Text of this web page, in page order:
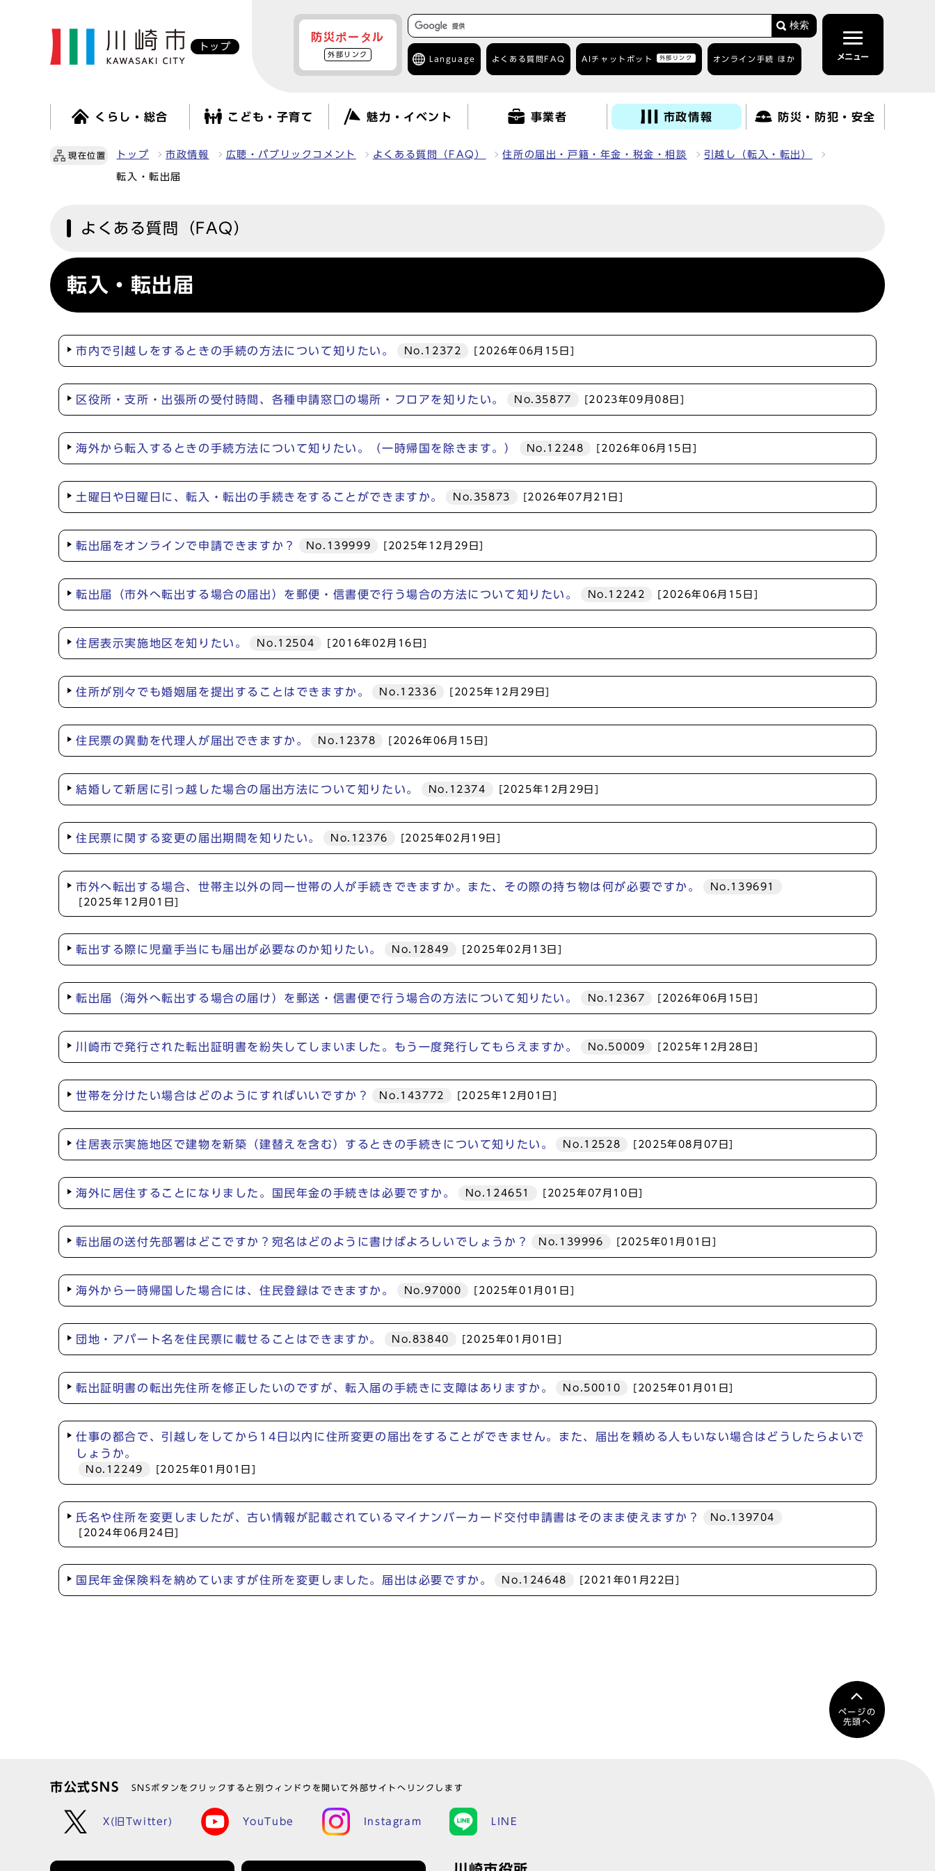
トップ
防災ポータル
外部リンク
検索
Language よくある質問 FAQ AIチャットボット 外部リンク オンライン手続 ほか メニュー
くらし・総合 こども・子育て 魅力・イベント 事業者 市政情報 防災・防犯・安全
現在位置 トップ 市政情報 広聴・パブリックコメント よくある質問（FAQ） 住所の届出・戸籍・年金・税金・相談 引越し（転入・転出）
転入・転出届
よくある質問（FAQ）
転入・転出届
市内で引越しをするときの手続の方法について知りたい。 No.12372 [2026年06月15日]
区役所・支所・出張所の受付時間、各種申請窓口の場所・フロアを知りたい。 No.35877 [2023年09月08日]
海外から転入するときの手続方法について知りたい。（一時帰国を除きます。） No.12248 [2026年06月15日]
土曜日や日曜日に、転入・転出の手続きをすることができますか。 No.35873 [2026年07月21日]
転出届をオンラインで申請できますか？ No.139999 [2025年12月29日]
転出届（市外へ転出する場合の届出）を郵便・信書便で行う場合の方法について知りたい。 No.12242 [2026年06月15日]
住居表示実施地区を知りたい。 No.12504 [2016年02月16日]
住所が別々でも婚姻届を提出することはできますか。 No.12336 [2025年12月29日]
住民票の異動を代理人が届出できますか。 No.12378 [2026年06月15日]
結婚して新居に引っ越した場合の届出方法について知りたい。 No.12374 [2025年12月29日]
住民票に関する変更の届出期間を知りたい。 No.12376 [2025年02月19日]
市外へ転出する場合、世帯主以外の同一世帯の人が手続きできますか。また、その際の持ち物は何が必要ですか。
No.139691
[2025年12月01日]
転出する際に児童手当にも届出が必要なのか知りたい。 No.12849 [2025年02月13日]
転出届（海外へ転出する場合の届け）を郵送・信書便で行う場合の方法について知りたい。 No.12367 [2026年06月15日]
川崎市で発行された転出証明書を紛失してしまいました。もう一度発行してもらえますか。 No.50009 [2025年12月28日]
世帯を分けたい場合はどのようにすればいいですか？ No.143772 [2025年12月01日]
住居表示実施地区で建物を新築（建替えを含む）するときの手続きについて知りたい。 No.12528 [2025年08月07日]
海外に居住することになりました。国民年金の手続きは必要ですか。 No.124651 [2025年07月10日]
転出届の送付先部署はどこですか？宛名はどのように書けばよろしいでしょうか？ No.139996 [2025年01月01日]
海外から一時帰国した場合には、住民登録はできますか。 No.97000 [2025年01月01日]
団地・アパート名を住民票に載せることはできますか。 No.83840 [2025年01月01日]
転出証明書の転出先住所を修正したいのですが、転入届の手続きに支障はありますか。 No.50010 [2025年01月01日]
仕事の都合で、引越しをしてから14日以内に住所変更の届出をすることができません。また、届出を頼める人もいない場合はどうしたらよいで
しょうか。
No.12249 [2025年01月01日]
氏名や住所を変更しましたが、古い情報が記載されているマイナンバーカード交付申請書はそのまま使えますか？
No.139704
[2024年06月24日]
国民年金保険料を納めていますが住所を変更しました。届出は必要ですか。 No.124648 [2021年01月22日]
ページの
先頭へ
市公式SNS SNSボタンをクリックすると別ウィンドウを開いて外部サイトへリンクします
X(旧Twitter) YouTube Instagram LINE